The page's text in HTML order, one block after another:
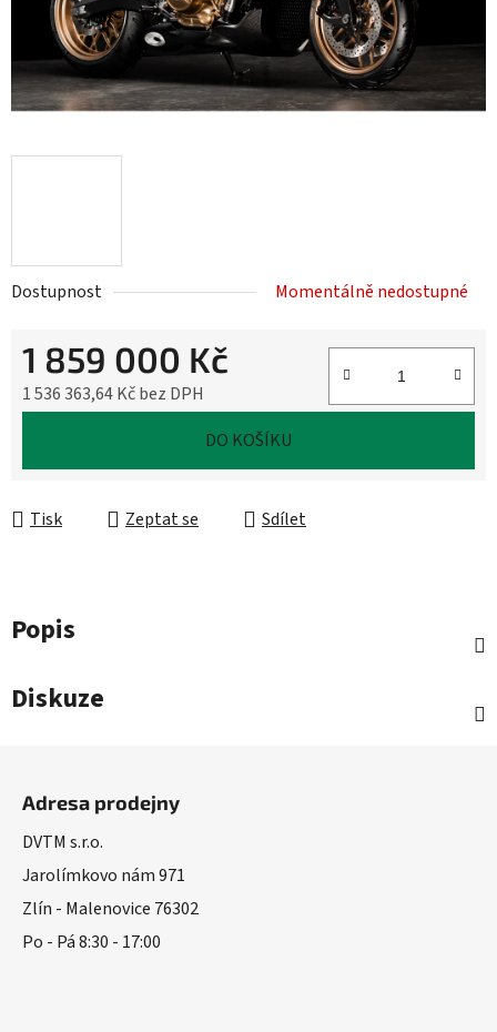
Dostupnost Momentálně nedostupné
1 859 000 Kč
1 536 363,64 Kč bez DPH
DO KOŠÍKU
Tisk Zeptat se Sdílet
Popis
Diskuze
Adresa prodejny
DVTM s.r.o.
Jarolímkovo nám 971
Zlín - Malenovice 76302
Po - Pá 8:30 - 17:00